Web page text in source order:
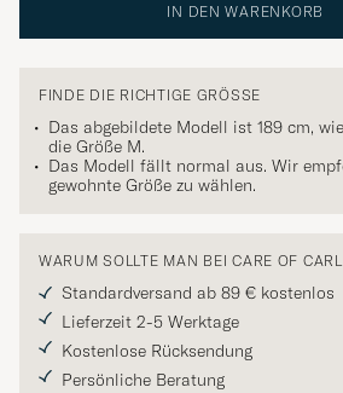
IN DEN WARENKORB
FINDE DIE RICHTIGE GRÖSSE
Das abgebildete Modell ist 189 cm,
die Größe M.
Das Modell fällt normal aus. Wir
gewohnte Größe zu wählen.
WARUM SOLLTE MAN BEI CARE OF
Standardversand ab 89 € kostenlos
Lieferzeit 2-5 Werktage
Kostenlose Rücksendung
Persönliche Beratung